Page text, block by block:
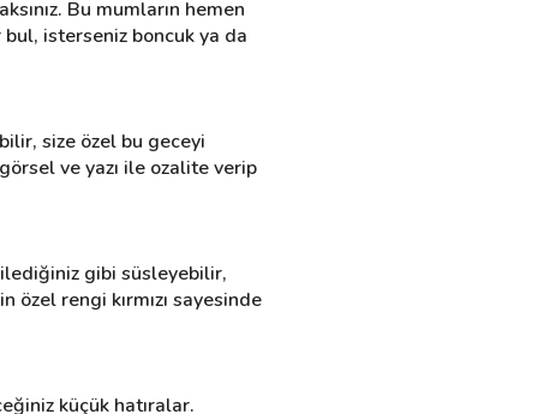
Bu mumların hemen
isterseniz boncuk ya da
size özel bu geceyi
ve yazı ile ozalite verip
gibi süsleyebilir,
özel rengi kırmızı sayesinde
küçük hatıralar.